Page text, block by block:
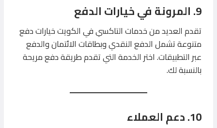
9. المرونة في خيارات الدفع
تقدم العديد من خدمات التاكسي في الكويت خيارات دفع
متنوعة تشمل الدفع النقدي وبطاقات الائتمان والدفع
عبر التطبيقات. اختر الخدمة التي تقدم طريقة دفع مريحة
بالنسبة لك.
10. دعم العملاء